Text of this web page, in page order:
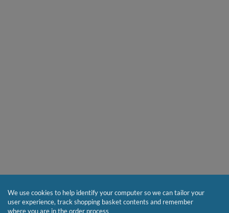
We use cookies to help identify your computer so we can tailor your
user experience, track shopping basket contents and remember
where you are in the order process